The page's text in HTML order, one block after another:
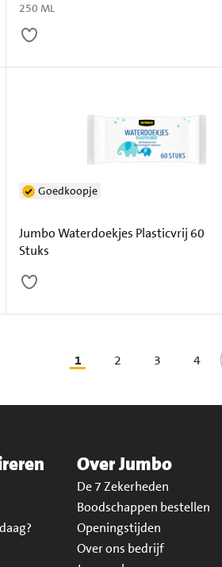
250 ML
4,99Jumbo Waterdoekjes Plasticvrij 60
Stuks
Goedkoopje
1 2 3 4
Over Jumbo
De 7 Zekerheden
Boodschappen bestellen
Openingstijden
Over ons bedrijf